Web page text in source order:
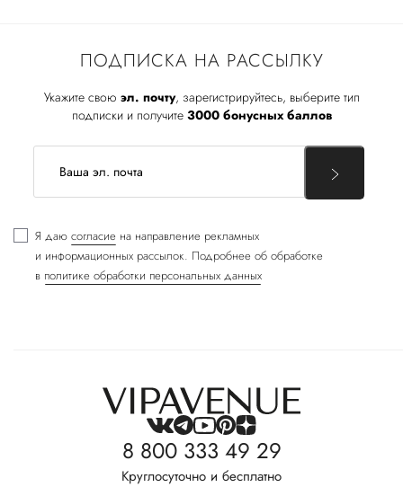
ПОДПИСКА НА РАССЫЛКУ
Укажите свою эл. почту, зарегистрируйтесь, выберите тип
подписки и получите 3000 бонусных баллов
Я даю согласие на направление рекламных
и информационных рассылок. Подробнее об обработке
в политике обработки персональных данных
8 800 333 49 29
Круглосуточно и бесплатно